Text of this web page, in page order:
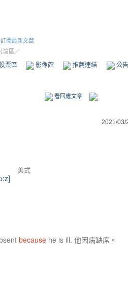
訂閱最新文章
論區／
票區 影像館 推薦連結 公
看回應文章
2021/
美式
because he is ill. 他因病缺席。